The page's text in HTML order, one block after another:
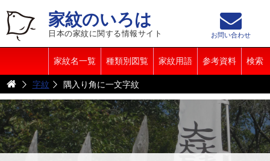
家紋のいろは
日本の家紋に関する情報サイト
家紋名一覧 種類別図覧 家紋用語 参考資料 検索
お問い合わせ
字紋 隅入り角に一文字紋